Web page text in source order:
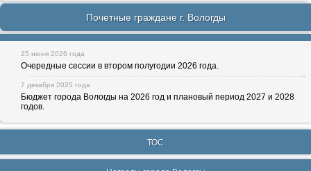
Почетные граждане г. Вологды
25 июня 2026 года
Очередные сессии в втором полугодии 2026 года.
7 декабря 2025 года
Бюджет города Вологды на 2026 год и плановый период 2027 и 2028
годов.
ТОС